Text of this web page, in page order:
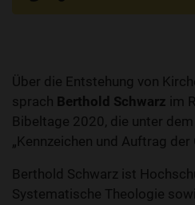
Über die Entstehung von
sprach Berthold Schwarz im
Bibeltage 2020, die unter dem
„Kennzeichen und Auftrag der
Berthold Schwarz ist
Systematische Theologie